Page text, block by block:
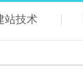
站技术